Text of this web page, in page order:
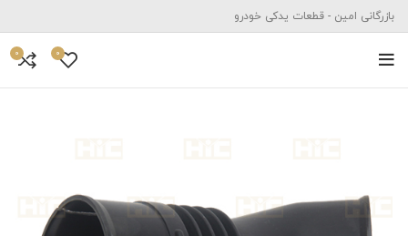
بازرگانی امین - قطعات یدکی خودرو
0
0